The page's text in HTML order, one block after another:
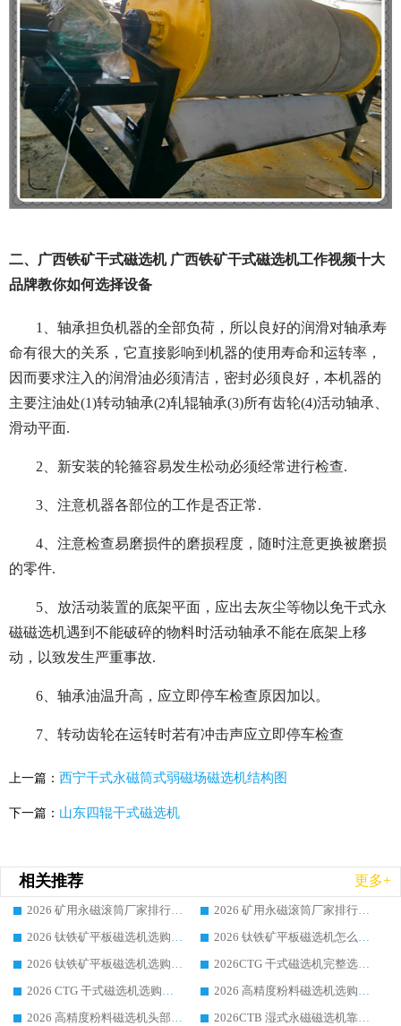
二、广西铁矿干式磁选机 广西铁矿干式磁选机工作视频十大
品牌教你如何选择设备
1、轴承担负机器的全部负荷，所以良好的润滑对轴承寿
命有很大的关系，它直接影响到机器的使用寿命和运转率，
因而要求注入的润滑油必须清洁，密封必须良好，本机器的
主要注油处(1)转动轴承(2)轧辊轴承(3)所有齿轮(4)活动轴承、
滑动平面.
2、新安装的轮箍容易发生松动必须经常进行检查.
3、注意机器各部位的工作是否正常.
4、注意检查易磨损件的磨损程度，随时注意更换被磨损
的零件.
5、放活动装置的底架平面，应出去灰尘等物以免干式永
磁磁选机遇到不能破碎的物料时活动轴承不能在底架 上移
动，以致发生严重事故.
6、轴承油温升高，应立即停车检查原因加以。
7、转动齿轮在运转时若有冲击声应立即停车检查
上一篇： 西宁干式永磁筒式弱磁场磁选机结构图
下一篇： 山东四辊干式磁选机
相关推荐 更多+
2026 矿用永磁滚筒厂家排行榜选购干货指南 行业口碑标杆华体会手机网页版-华体会(中国) 实力出众
2026 矿用永磁滚筒厂家排行榜选购指南，行业口碑领域强者华体会手机网页版-华体会(中国)
2026 钛铁矿平板磁选机选购全攻略 市场公认优质品牌厂家实力排行榜
2026 钛铁矿平板磁选机怎么选 靠谱生产企业实力排行榜选购参考攻略
2026 钛铁矿平板磁选机选购指南 行业口碑优选品牌生产企业实力排行榜
2026CTG 干式磁选机完整选购指南 行业口碑顶尖靠谱生产龙头厂家实力推荐
2026 CTG 干式磁选机选购指南|行业口碑靠谱生产厂家领域强者推荐
2026 高精度粉料磁选机选购全攻略 行业优质品牌华体会手机网页版-华体会(中国) 实力深度解析
2026 高精度粉料磁选机头部厂家选购指南 行业口碑靠谱品牌推荐 领域强者华体会手机网页版-华体会(中国) 解析
2026CTB 湿式永磁磁选机靠谱厂家实力排行榜 铁矿选矿设备采购全流程选购指南